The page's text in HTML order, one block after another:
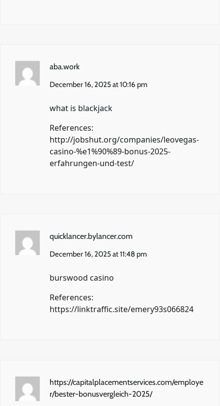
aba.work
December 16, 2025 at 10:16 pm
what is blackjack
References:
http://jobshut.org/companies/leovegas-
casino-%e1%90%89-bonus-2025-
erfahrungen-und-test/
quicklancer.bylancer.com
December 16, 2025 at 11:48 pm
burswood casino
References:
https://linktraffic.site/emery93s066824
https://capitalplacementservices.com/employe
r/bester-bonusvergleich-2025/